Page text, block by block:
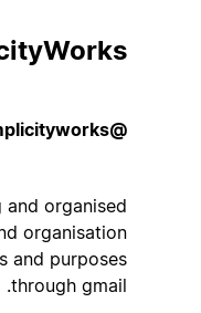
and organised
and organisation
and purposes
through gmail.